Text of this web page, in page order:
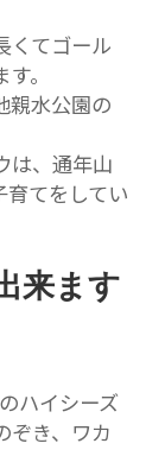
くてゴール
。
親水公園の
は、通年山
育てをしてい
来ます
ハイシーズ
ぞき、ワカ